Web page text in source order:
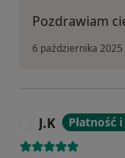
Pozdrawiam
6 października 2025
J.K Płatność